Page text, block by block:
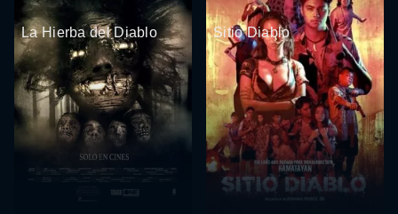
La Hierba del Diablo Sitio Diablo